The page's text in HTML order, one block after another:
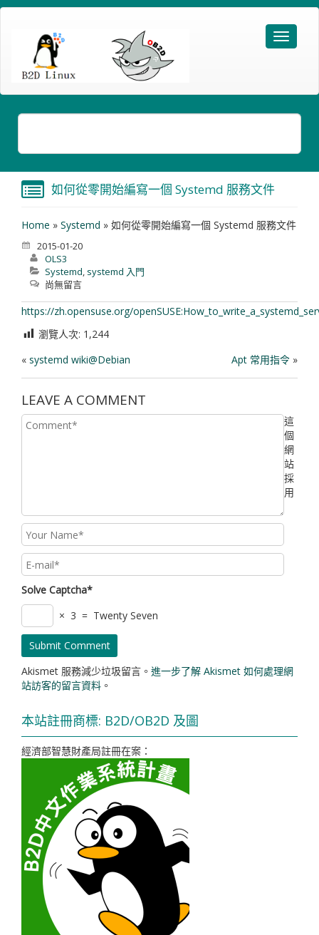
如何從零開始編寫一個 Systemd 服務文件
Home » Systemd » 如何從零開始編寫一個 Systemd 服務文件
2015-01-20
OLS3
Systemd, systemd 入門
尚無留言
https://zh.opensuse.org/
瀏覽人次: 1,244
« systemd wiki@Debian Apt 常用指令 »
LEAVE A COMMENT
Solve Captcha*
× 3 = Twenty Seven
這
個
網
站
採
用
Akismet 服務減少垃圾留言。 進一步了解 Akismet 如何處理網
站訪客的留言資料 。
本站註冊商標: B2D/OB2D 及圖
經濟部智慧財產局註冊在案：